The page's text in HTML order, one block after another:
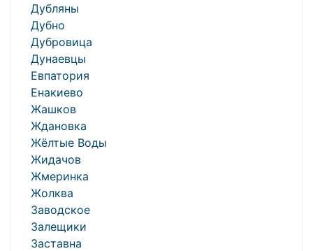
Дубляны
Дубно
Дубровица
Дунаевцы
Евпатория
Енакиево
Жашков
Ждановка
Жёлтые Воды
Жидачов
Жмеринка
Жолква
Заводское
Залещики
Заставна